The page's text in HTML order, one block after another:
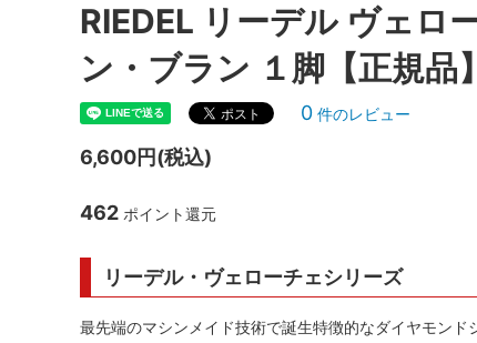
古いコルク用 ワインオープナー
酸化防止アイテム
冷やす系アイテム パー
RIEDEL リーデル ヴェロ
ン・ブラン １脚【正規
0 件のレビュー
6,600円(税込)
462 ポイント還元
リーデル・ヴェローチェシリーズ
最先端のマシンメイド技術で誕生特徴的なダイヤモン